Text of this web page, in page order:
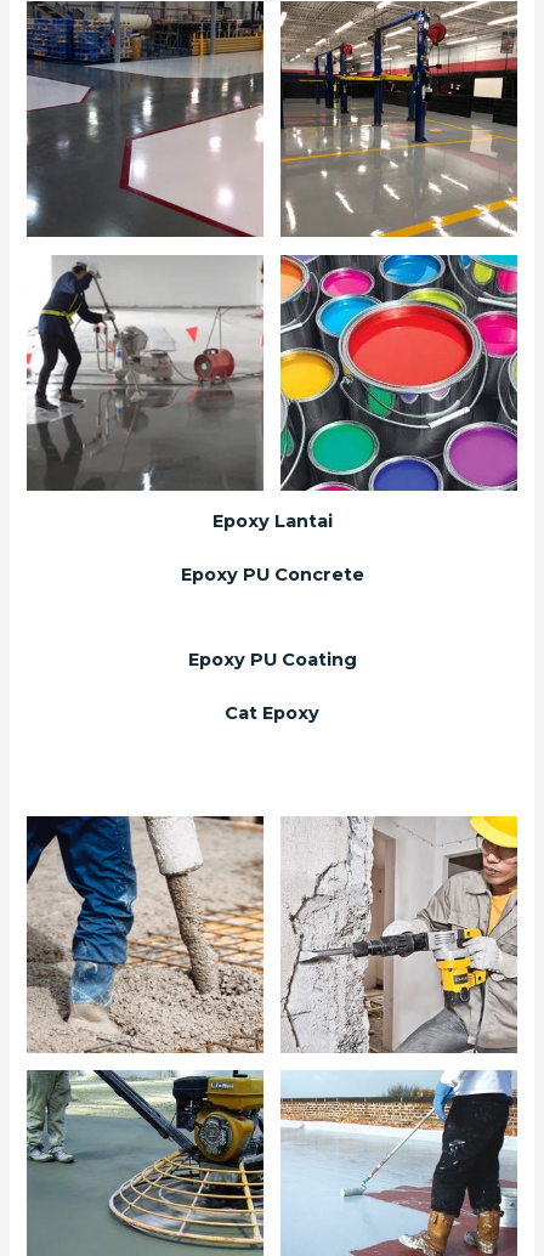
Epoxy Lantai
Epoxy PU Concrete
Epoxy PU Coating
Cat Epoxy